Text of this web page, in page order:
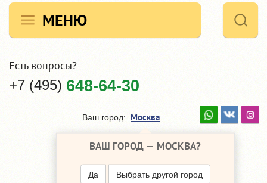
МЕНЮ
Есть вопросы?
+7 (495) 648-64-30
Ваш город: Москва
ВАШ ГОРОД — МОСКВА?
Да Выбрать другой город